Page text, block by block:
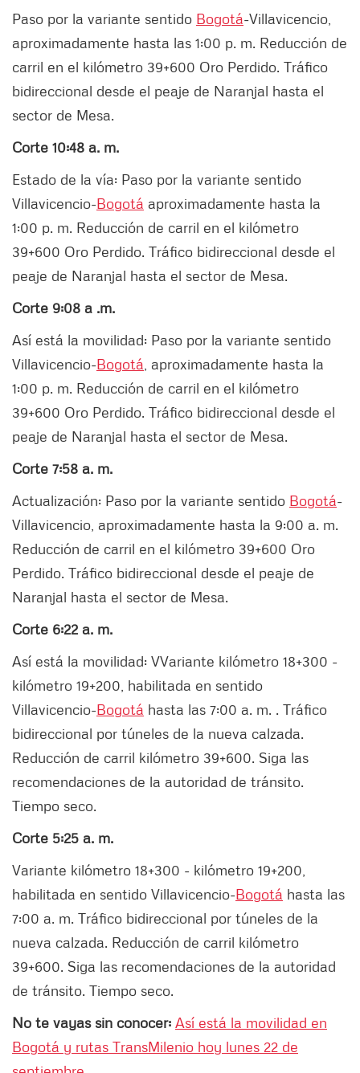
Paso por la variante sentido Bogotá-Villavicencio,
aproximadamente hasta las 1:00 p. m. Reducción de
carril en el kilómetro 39+600 Oro Perdido. Tráfico
bidireccional desde el peaje de Naranjal hasta el
sector de Mesa.
Corte 10:48 a. m.
Estado de la vía: Paso por la variante sentido
Villavicencio-Bogotá aproximadamente hasta la
1:00 p. m. Reducción de carril en el kilómetro
39+600 Oro Perdido. Tráfico bidireccional desde el
peaje de Naranjal hasta el sector de Mesa.
Corte 9:08 a .m.
Así está la movilidad: Paso por la variante sentido
Villavicencio-Bogotá , aproximadamente hasta la
1:00 p. m. Reducción de carril en el kilómetro
39+600 Oro Perdido. Tráfico bidireccional desde el
peaje de Naranjal hasta el sector de Mesa.
Corte 7:58 a. m.
Actualización: Paso por la variante sentido Bogotá-
Villavicencio, aproximadamente hasta la 9:00 a. m.
Reducción de carril en el kilómetro 39+600 Oro
Perdido. Tráfico bidireccional desde el peaje de
Naranjal hasta el sector de Mesa.
Corte 6:22 a. m.
Así está la movilidad: VVariante kilómetro 18+300 -
kilómetro 19+200, habilitada en sentido
Villavicencio-Bogotá hasta las 7:00 a. m. . Tráfico
bidireccional por túneles de la nueva calzada.
Reducción de carril kilómetro 39+600. Siga las
recomendaciones de la autoridad de tránsito.
Tiempo seco.
Corte 5:25 a. m.
Variante kilómetro 18+300 - kilómetro 19+200,
habilitada en sentido Villavicencio-Bogotá hasta las
7:00 a. m. Tráfico bidireccional por túneles de la
nueva calzada. Reducción de carril kilómetro
39+600. Siga las recomendaciones de la autoridad
de tránsito. Tiempo seco.
No te vayas sin conocer: Así está la movilidad en
Bogotá y rutas TransMilenio hoy lunes 22 de